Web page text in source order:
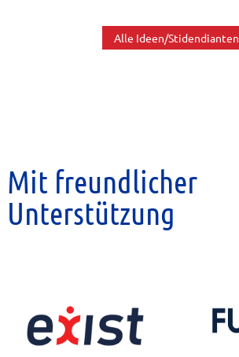
Alle Ideen/Stidendianten
Mit freundlicher
Unterstützung